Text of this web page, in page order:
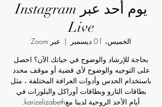
يوم أحد عبر Instagram
Live
الخميس، 01 ديسمبر
  |
عبر Zoom
بحاجة للإرشاد والوضوح في حياتك الآن؟ احصل
على التوجيه والوضوح لأي قضية أو موقف محدد
باستخدام الحدس وأدوات العرافة المختلفة ، مثل
بطاقات التارو وبطاقات أوراكل والبلورات في
أيام الأحد الروحية لدينا معkarizelizabeth.